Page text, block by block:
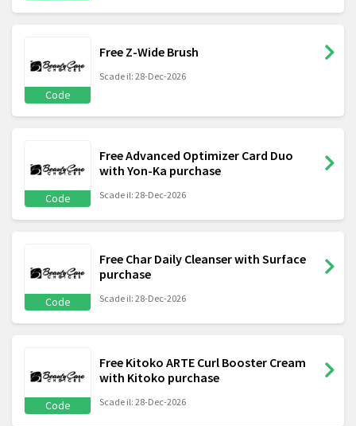
Code
Free Z-Wide Brush
Scade il: 28-Dec-2026
Code
Free Advanced Optimizer Card Duo
with Yon-Ka purchase
Scade il: 28-Dec-2026
Code
Free Char Daily Cleanser with Surface
purchase
Scade il: 28-Dec-2026
Code
Free Kitoko ARTE Curl Booster Cream
with Kitoko purchase
Scade il: 28-Dec-2026